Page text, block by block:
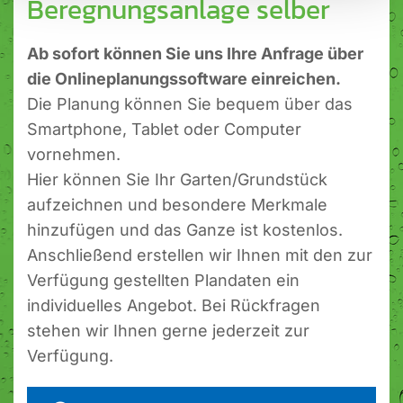
Beregnungsanlage selber
Ab sofort können Sie uns Ihre Anfrage über
die Onlineplanungssoftware einreichen.
Die Planung können Sie bequem über das
Smartphone, Tablet oder Computer
vornehmen.
Hier können Sie Ihr Garten/Grundstück
aufzeichnen und besondere Merkmale
hinzufügen und das Ganze ist kostenlos.
Anschließend erstellen wir Ihnen mit den zur
Verfügung gestellten Plandaten ein
individuelles Angebot. Bei Rückfragen
stehen wir Ihnen gerne jederzeit zur
Verfügung.